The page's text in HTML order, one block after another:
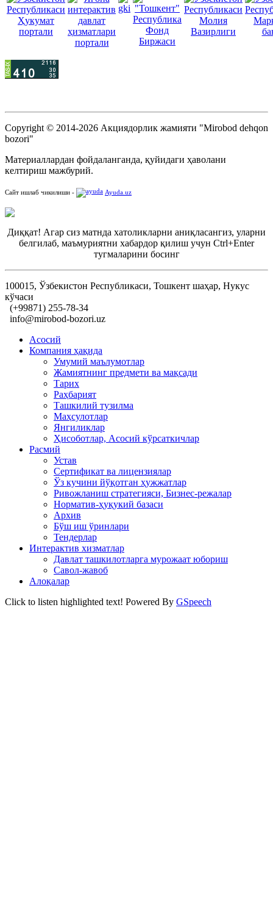
Copyright © 2014-2026 Акциядорлик жамияти "Mirobod dehqon
bozori"
Материаллардан фойдаланганда, қуйидаги ҳаволани
келтириш мажбурий.
Сайт ишлаб чикилиши - Ayuda.uz
Диққат! Агар сиз матнда хатоликларни аниқласангиз, уларни
белгилаб, маъмуриятни хабардор қилиш учун Ctrl+Enter
тугмаларини босинг
100015, Ўзбекистон Республикаси, Тошкент шаҳар, Нукус
кўчаси
(+99871) 255-78-34
info@mirobod-bozori.uz
Асосий
Компания ҳақида
Умумий маълумотлар
Жамиятнинг предмети ва мақсади
Тарих
Раҳбарият
Ташкилий тузилма
Маҳсулотлар
Янгиликлар
Ҳисоботлар, Асосий кўрсаткичлар
Расмий
Устав
Сертификат ва лицензиялар
Ўз кучини йўқотган ҳужжатлар
Ривожланиш стратегияси, Бизнес-режалар
Норматив-ҳуқукий базаси
Архив
Бўш иш ўринлари
Тендерлар
Интерактив хизматлар
Давлат ташкилотларга мурожаат юбориш
Савол-жавоб
Алоқалар
Click to listen highlighted text! Powered By GSpeech